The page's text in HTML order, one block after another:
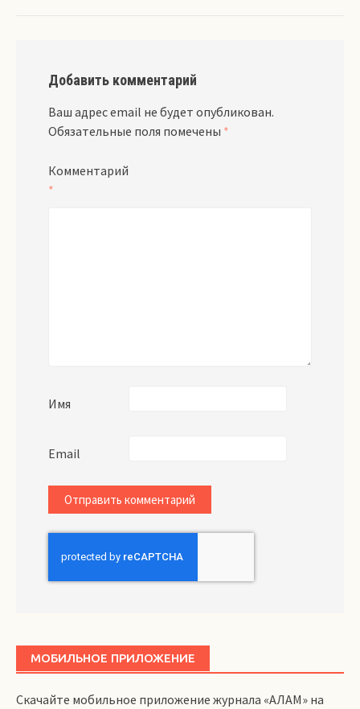
Добавить комментарий
Ваш адрес email не будет опубликован.
Обязательные поля помечены *
Комментарий
*
Имя
Email
МОБИЛЬНОЕ ПРИЛОЖЕНИЕ
Скачайте мобильное приложение журнала «АЛАМ» на